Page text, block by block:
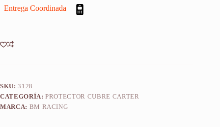
REntrega Coordinada
SKU:3128
CATEGORÍA:PROTECTOR CUBRE CARTER
MARCA: BM RACING